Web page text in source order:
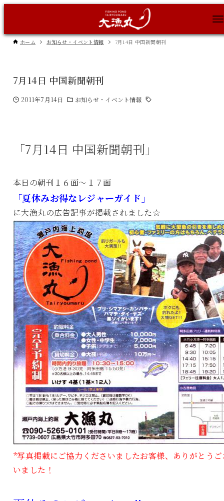
ホーム お知らせ・イベント情報 7月14日 中国新聞朝刊
7月14日 中国新聞朝刊
2011年7月14日 お知らせ・イベント情報
「7月14日 中国新聞朝刊」
本日の朝刊１６面～１７面
「夏休みお得なレジャーガイド」
に大漁丸の広告記事が掲載されました☆
*写真掲載にご協力くださいましたお客様、ありがとう
いました！